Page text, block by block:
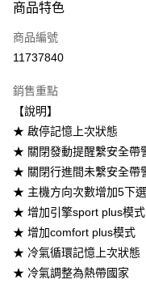
信用卡一次付款
信用卡分期付款
合作金庫商業銀行
華南商業銀行
上海商業儲蓄銀行
國泰世華商業銀行
臺灣中小企業銀行
匯豐（台灣）商業銀行
聯邦商業銀行
元大商業銀行
玉山商業銀行
台新國際商業銀行
台灣樂天信用卡公司
6 期 0 利率 每期
華南商業銀行
上海商業儲蓄銀行
國泰世華商業銀行
臺灣中小企業銀行
匯豐（台灣）商業銀行
聯邦商業銀行
元大商業銀行
玉山商業銀行
台新國際商業銀行
LINE Pay
Apple Pay
街口支付
悠遊付
Google Pay
AFTEE先享後付
商品特色
商品編號
11737840
銷售重點
【說明】
★ 啟停記憶上次狀態
★ 關閉發動提醒繫安全帶
★ 關閉行進間未繫安全帶
★ 主機方向次數增加5下
★ 增加引擎sport plus模式
★ 增加comfort plus模式
★ 冷氣循環記憶上次狀態
★ 冷氣調整為熱帶國家